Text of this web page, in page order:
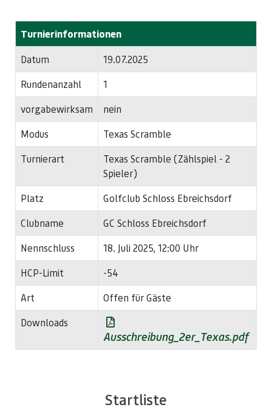
Turnierinformationen
Datum
19.07.2025
Rundenanzahl
1
vorgabewirksam
nein
Modus
Texas Scramble
Turnierart
Texas Scramble (Zählspiel - 2
Spieler)
Platz
Golfclub Schloss Ebreichsdorf
Clubname
GC Schloss Ebreichsdorf
Nennschluss
18. Juli 2025, 12:00 Uhr
HCP-Limit
-54
Art
Offen für Gäste
Downloads
Ausschreibung_2er_Texas.pdf
Startliste